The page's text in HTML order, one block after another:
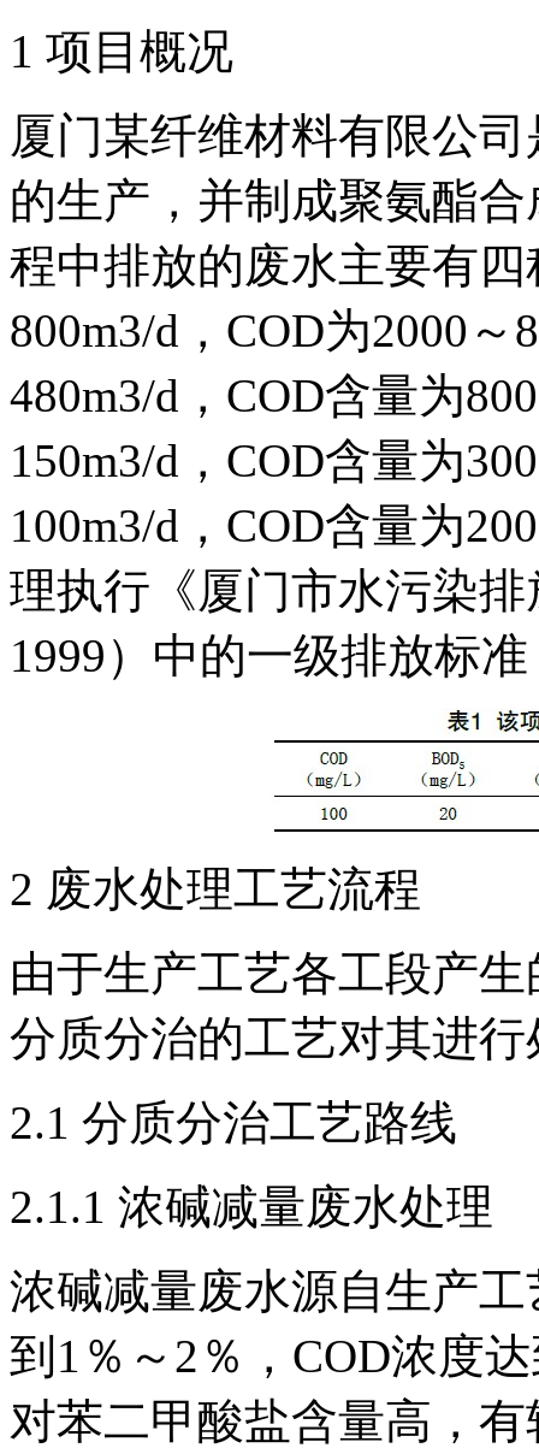
1 项目概况
厦门某纤维材料有限公
的生产，并制成聚氨酯
程中排放的废水主要有
800m3/d，COD为2000
480m3/d，COD含量为
150m3/d，COD含量为
100m3/d，COD含量为
理执行《厦门市水污染
1999）中的一级排放标
2 废水处理工艺流程
由于生产工艺各工段产
分质分治的工艺对其进行
2.1 分质分治工艺路线
2.1.1 浓碱减量废水处理
浓碱减量废水源自生产
到1％～2％，COD浓度
对苯二甲酸盐含量高，